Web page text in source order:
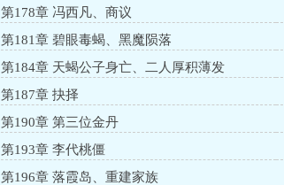
第178章 冯西凡、商议
第181章 碧眼毒蝎、黑魔陨落
第184章 天蝎公子身亡、二人厚积薄发
第187章 抉择
第190章 第三位金丹
第193章 李代桃僵
第196章 落霞岛、重建家族